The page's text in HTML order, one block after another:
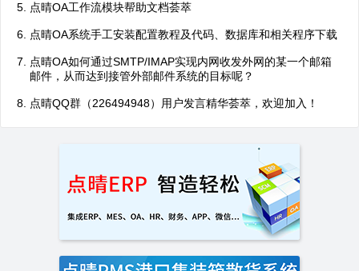
点晴OA工作流模块帮助文档荟萃
点晴OA系统手工安装配置教程及代码、数据库和相关程序下载
点晴OA如何通过SMTP/IMAP实现内网收发外网的某一个邮箱
邮件，从而达到接管外部邮件系统的目标呢？
点晴QQ群（226494948）用户发言精华荟萃，欢迎加入！